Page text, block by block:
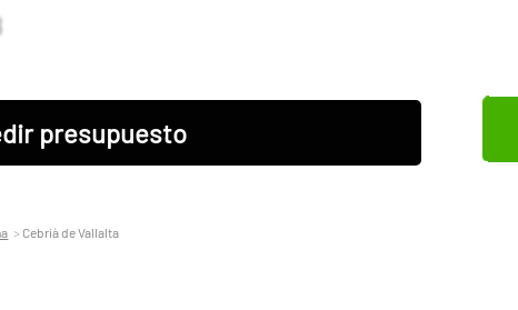
presupuesto
Cebrià de Vallalta